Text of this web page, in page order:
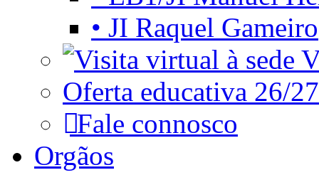
• JI Raquel Gameiro
Oferta educativa 26/27
Fale connosco
Orgãos